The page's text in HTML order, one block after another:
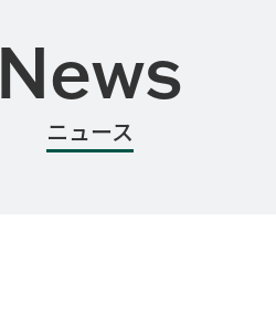
News
ニュース